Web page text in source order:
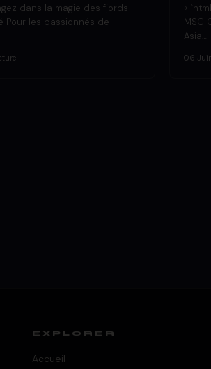
dans la magie des fjords
Pour les passionnés de
«
MSC
Asia…
06
EXPLORER
Accueil